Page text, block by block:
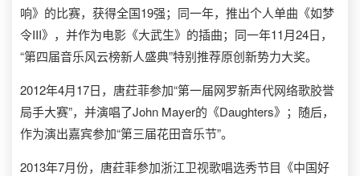
响》的比赛，获得全国19强；同一年，推出个人单曲《如梦
令III》，并作为电影《大武生》的插曲；同一年11月24日，
“第四届音乐风云榜新人盛典”特别推荐原创新势力大奖。
2012年4月17日，唐荭菲参加“第一届网罗新声代网络歌胶誉
局手大赛”，并演唱了John Mayer的《Daughters》；随后，
作为演出嘉宾参加“第三届花田音乐节”。
2013年7月份，唐荭菲参加浙江卫视歌唱选秀节目《中国好